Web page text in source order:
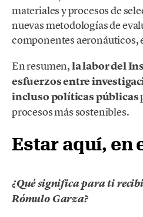
materiales y procesos de
nuevas metodologías de
componentes aeronáuticos,
En resumen,la labor del
esfuerzos entre
incluso políticas públicas
procesos más sostenibles.
Estar aquí, en
¿Qué significa para ti
Rómulo Garza?